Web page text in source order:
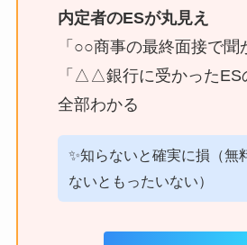
内定者のESが丸見え
「○○商事の最終面接で聞
「△△銀行に受かったES
全部わかる
✨知らないと確実に損（無
ないともったいない）